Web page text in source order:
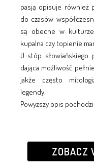
pasją opisuje również
do czasów
są obecne w
kupalna czy topienie
U stóp słowiańskiego
dająca możliwość
jakże często
legendy.
Powyższy opis
ZOBACZ